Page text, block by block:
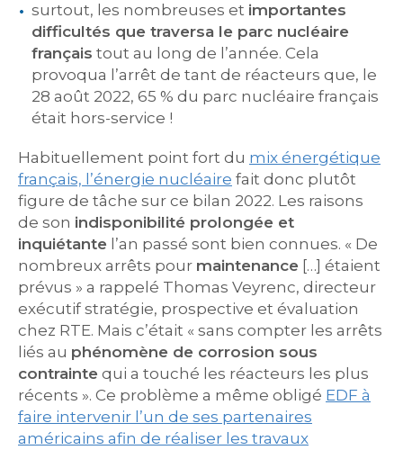
surtout, les nombreuses et importantes
difficultés que traversa le parc nucléaire
français tout au long de l’année. Cela
provoqua l’arrêt de tant de réacteurs que, le
28 août 2022, 65 % du parc nucléaire français
était hors-service !
Habituellement point fort du mix énergétique
français, l’énergie nucléaire fait donc plutôt
figure de tâche sur ce bilan 2022. Les raisons
de son indisponibilité prolongée et
inquiétante l’an passé sont bien connues. « De
nombreux arrêts pour maintenance […] étaient
prévus » a rappelé Thomas Veyrenc, directeur
exécutif stratégie, prospective et évaluation
chez RTE. Mais c’était « sans compter les arrêts
liés au phénomène de corrosion sous
contrainte qui a touché les réacteurs les plus
récents ». Ce problème a même obligé EDF à
faire intervenir l’un de ses partenaires
américains afin de réaliser les travaux